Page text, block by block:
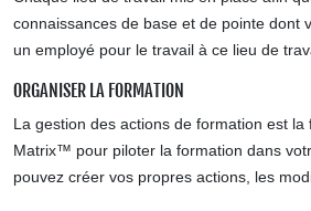
connaissances de base et de pointe dont
un employé pour le travail à ce lieu de
ORGANISER LA FORMATION
La gestion des actions de formation est la
Matrix™ pour piloter la formation dans
pouvez créer vos propres actions, les